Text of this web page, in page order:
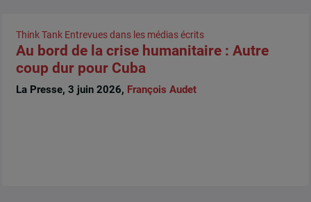
Think Tank Entrevues dans les médias écrits
Au bord de la crise humanitaire : Autre
coup dur pour Cuba
La Presse, 3 juin 2026, François Audet